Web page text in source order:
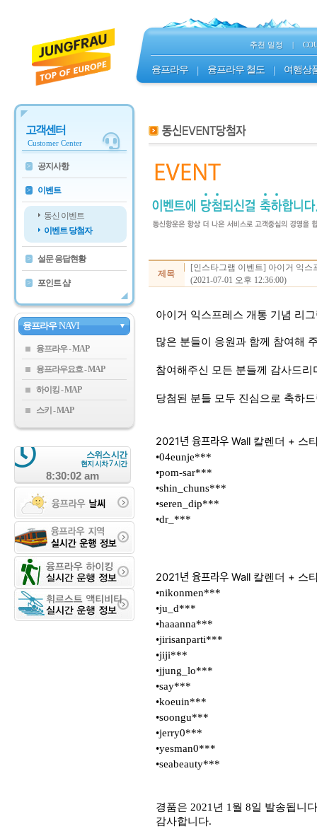
추천 일정 |
융프라우 융프라우 철도 여행상
고객센터
Customer Center
> 공지사항
> 이벤트
동신 이벤트
이벤트 당첨자
> 설문 응답현황
> 포인트 샵
융프라우 NAVI ▼
융프라우
융프라우요흐
하이킹
스키
스위스 시간
현지 시차7시간
8:30:02 am
제목
[인스타그램 이벤트] 아이거 익
(2021-07-01 오후 12:36:00)
아이거 익스프레스 개통 기념 리
많은 분들이 응원과 함께 참여해
참여해주신 모든 분들께 감사드
당첨된 분들 모두 진심으로 축하
2021년 융프라우 Wall 칼렌더 +
•04eunje***
•pom-sar***
•shin_chuns***
•seren_dip***
•dr_***
2021년 융프라우 Wall 칼렌더 +
•nikonmen***
•ju_d***
•haaanna***
•jirisanparti***
•jiji***
•jjung_lo***
•say***
•koeuin***
•soongu***
•jerry0***
•yesman0***
•seabeauty***
경품은 2021년 1월 8일 발송됩니
감사합니다.